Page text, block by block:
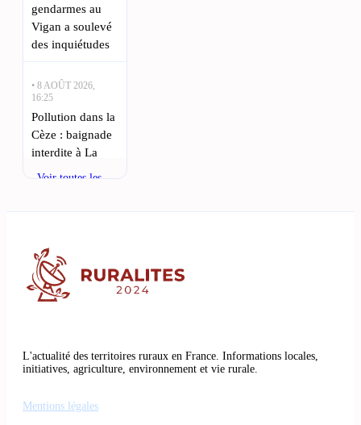
gendarmes au
Vigan a soulevé
des inquiétudes
• 8 AOÛT 2026,
16:25
Pollution dans la
Cèze : baignade
interdite à La
baignade est
désormais
Intervention
d’un agent de
avec sa lance
Voir toutes les
L'actualité des territoires ruraux en France. Informations locales,
initiatives, agriculture, environnement et vie rurale.
Mentions légales